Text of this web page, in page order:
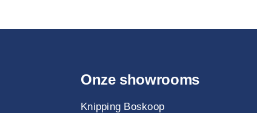
Onze showrooms
Knipping Boskoop